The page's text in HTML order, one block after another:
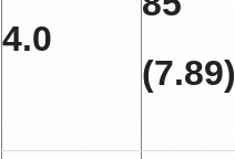
4.0
(7.89)